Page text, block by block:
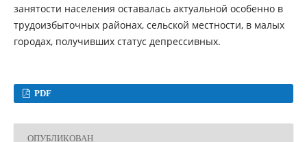
занятости населения оставалась актуальной особенно в
трудоизбыточных районах, сельской местности, в малых
городах, получивших статус депрессивных.
PDF
ОПУБЛИКОВАН